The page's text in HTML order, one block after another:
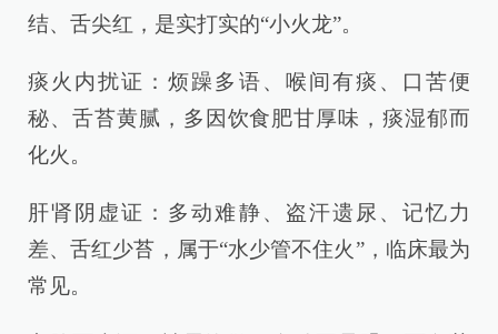
结、舌尖红，是实打实的“小火龙”。
痰火内扰证：烦躁多语、喉间有痰、口苦便
秘、舌苔黄腻，多因饮食肥甘厚味，痰湿郁而
化火。
肝肾阴虚证：多动难静、盗汗遗尿、记忆力
差、舌红少苔，属于“水少管不住火”，临床最为
常见。